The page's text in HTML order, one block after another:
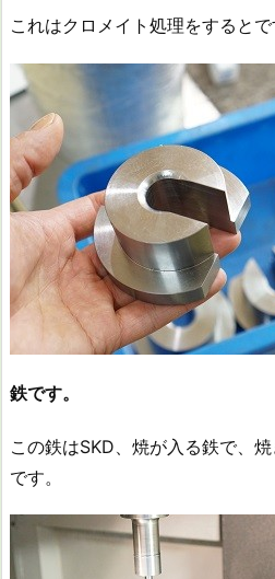
これはクロメイト処理をするとで
鉄です。
この鉄はSKD、焼が入る鉄で、
です。